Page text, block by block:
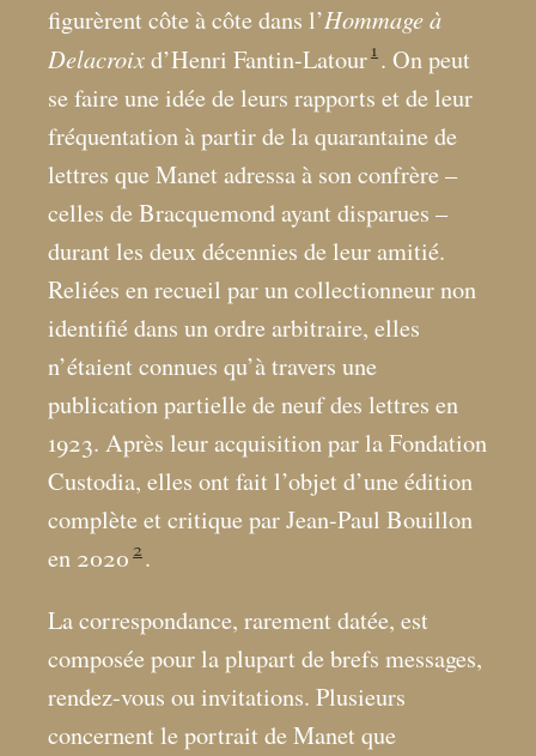
figurèrent côte à côte dans l’Hommage à
Delacroixd’Henri Fantin-Latour 1 . On peut
se faire une idée de leurs rapports et de leur
fréquentation à partir de la quarantaine de
lettres que Manet adressa à son confrère –
celles de Bracquemond ayant disparues –
durant les deux décennies de leur amitié.
Reliées en recueil par un collectionneur non
identifié dans un ordre arbitraire, elles
n’étaient connues qu’à travers une
publication partielle de neuf des lettres en
1923. Après leur acquisition par la Fondation
Custodia, elles ont fait l’objet d’une édition
complète et critique par Jean-Paul Bouillon
en 2020 2 .
La correspondance, rarement datée, est
composée pour la plupart de brefs messages,
rendez-vous ou invitations. Plusieurs
concernent le portrait de Manet que